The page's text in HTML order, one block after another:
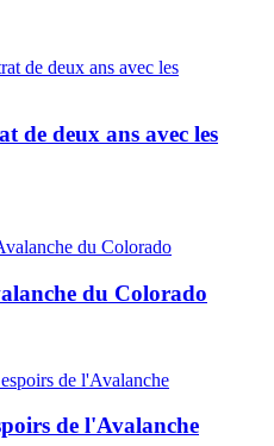
de deux ans avec les
du Colorado
de l'Avalanche